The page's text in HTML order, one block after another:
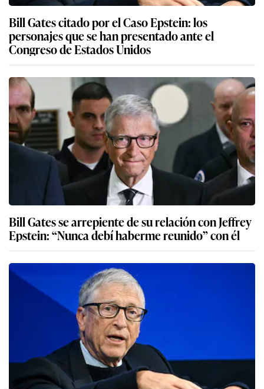
Bill Gates citado por el Caso Epstein: los
personajes que se han presentado ante el
Congreso de Estados Unidos
Bill Gates se arrepiente de su relación con Jeffrey
Epstein: “Nunca debí haberme reunido” con él